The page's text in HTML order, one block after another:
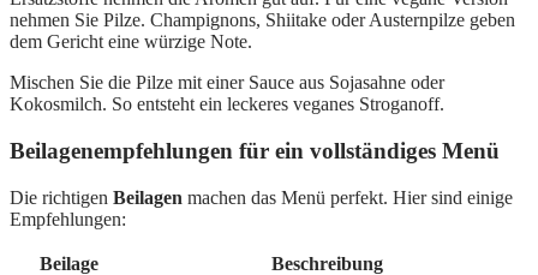
nehmen Sie Pilze. Champignons, Shiitake oder Austernpilze geben
dem Gericht eine würzige Note.
Mischen Sie die Pilze mit einer Sauce aus Sojasahne oder
Kokosmilch. So entsteht ein leckeres veganes Stroganoff.
Beilagenempfehlungen für ein vollständiges Menü
Die richtigen Beilagen machen das Menü perfekt. Hier sind einige
Empfehlungen:
Beilage
Beschreibung